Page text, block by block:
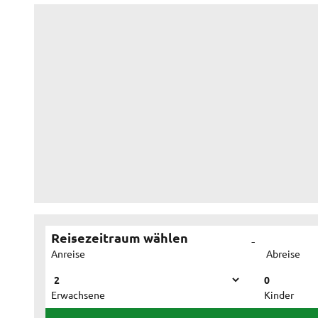
Reisezeitraum wählen
Anreise
-
Abreise
Erwachsene
0
Kinder